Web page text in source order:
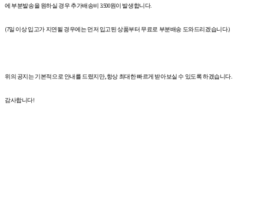
에 부분발송을 원하실 경우 추가배송비 3.500원이 발생합니다.
(7일 이상 입고가 지연될 경우에는 먼저 입고된 상품부터 무료로 부분배송 도와드리겠습니다.)
위의 공지는 기본적으로 안내를 드렸지만, 항상 최대한 빠르게 받아보실 수 있도록 하겠습니다.
감사합니다!